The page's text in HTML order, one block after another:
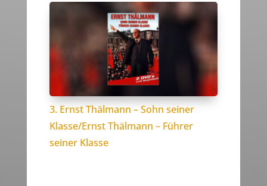
3. Ernst Thälmann – Sohn seiner
Klasse/Ernst Thälmann – Führer
seiner Klasse